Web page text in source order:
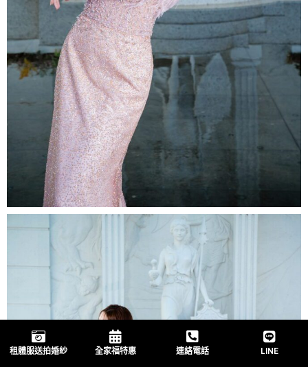
租體服送拍婚紗 全家福特惠 連絡電話 LINE